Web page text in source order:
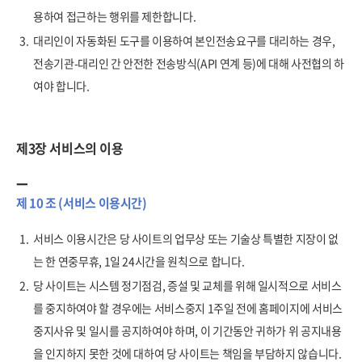
용하여 접근하는 행위를 제한합니다.
3. 대리인이 자동화된 도구를 이용하여 본인전송요구를 대리하는 경우,
전송기관-대리인 간 안전한 전송방식(API 연계 등)에 대해 사전협의 하
여야 합니다.
제3장 서비스의 이용
제 10 조 (서비스 이용시간)
1. 서비스 이용시간은 당 사이트의 업무상 또는 기술상 특별한 지장이 없
는 한 연중무휴, 1일 24시간을 원칙으로 합니다.
2. 당 사이트는 시스템 정기점검, 증설 및 교체를 위해 일시적으로 서비스
를 중지하여야 할 경우에는 서비스중지 1주일 전에 홈페이지에 서비스
중지사유 및 일시를 공지하여야 하며, 이 기간동안 귀하가 위 공지내용
을 인지하지 못한 것에 대하여 당 사이트는 책임을 부담하지 않습니다.